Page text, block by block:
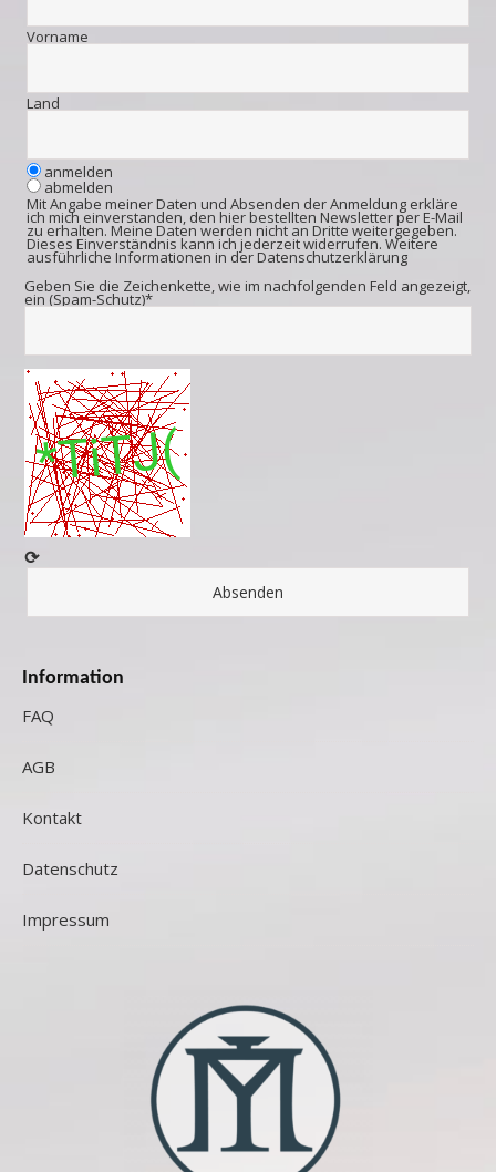
Vorname
Land
anmelden
abmelden
Mit Angabe meiner Daten und Absenden der Anmeldung erkläre
ich mich einverstanden, den hier bestellten Newsletter per E-Mail
zu erhalten. Meine Daten werden nicht an Dritte weitergegeben.
Dieses Einverständnis kann ich jederzeit widerrufen. Weitere
ausführliche Informationen in der Datenschutzerklärung
Geben Sie die Zeichenkette, wie im nachfolgenden Feld angezeigt,
ein (Spam-Schutz)*
⟳
Information
FAQ
AGB
Kontakt
Datenschutz
Impressum